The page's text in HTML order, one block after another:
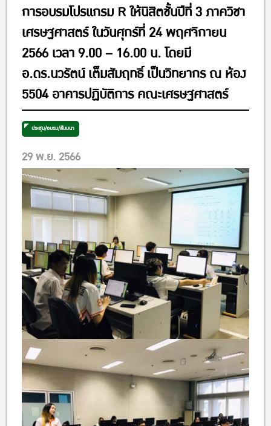
การอบรมโปรแกรม R ให้นิสิตชั้นปีที่ 3 ภาควิชา
เศรษฐศาสตร์ ในวันศุกร์ที่ 24 พฤศจิกายน
2566 เวลา 9.00 – 16.00 น. โดยมี
อ.ดร.นวรัตน์ เต็มสัมฤทธิ์ เป็นวิทยากร ณ ห้อง
5504 อาคารปฏิบัติการ คณะเศรษฐศาสตร์
ประชุม/อบรม/สัมมนา
29 พ.ย. 2566